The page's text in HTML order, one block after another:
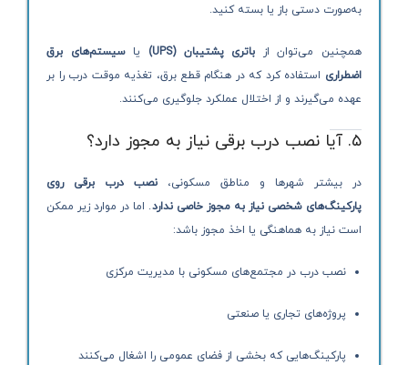
به‌صورت دستی باز یا بسته کنید.
همچنین می‌توان از باتری پشتیبان (UPS) یاسیستم‌های برق
اضطراری استفاده کرد که در هنگام قطع برق، تغذیه موقت درب را بر
عهده می‌گیرند و از اختلال عملکرد جلوگیری می‌کنند.
۵. آیا نصب درب برقی نیاز به مجوز دارد؟
در بیشتر شهرها و مناطق مسکونی، نصب درب برقی روی
پارکینگ‌های شخصی نیاز به مجوز خاصی ندارد. اما در موارد زیر ممکن
است نیاز به هماهنگی یا اخذ مجوز باشد:
نصب درب در مجتمع‌های مسکونی با مدیریت مرکزی
پروژه‌های تجاری یا صنعتی
پارکینگ‌هایی که بخشی از فضای عمومی را اشغال می‌کنند